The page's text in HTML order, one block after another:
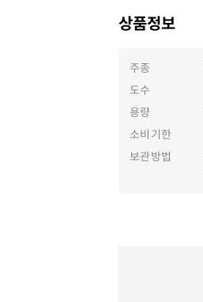
상품정보
주종
도수
용량
소비기한
보관방법